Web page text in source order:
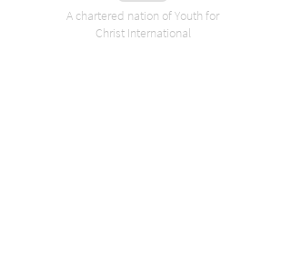
A chartered nation of Youth for
Christ International